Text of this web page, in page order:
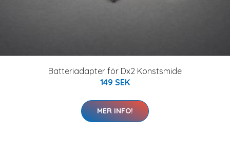
Batteriadapter för Dx2 Konstsmide
149 SEK
MER INFO!